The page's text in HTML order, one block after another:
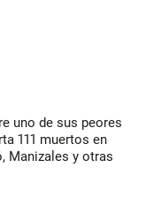
uno de sus peores
111 muertos en
Manizales y otras